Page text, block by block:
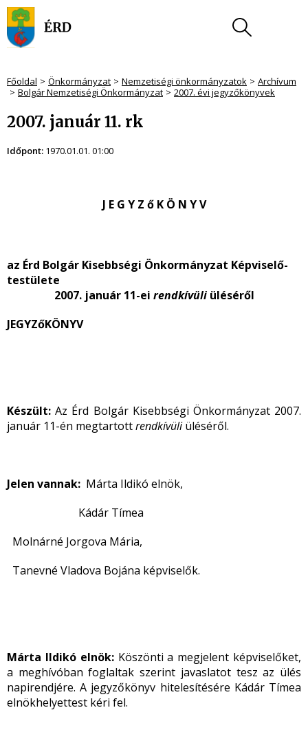
Főoldal Önkormányzat Nemzetiségi önkormányzatok
Archívum
Bolgár Nemzetiségi Önkormányzat
2007. évi jegyzőkönyvek
2007. január 11. rk
Időpont: 1970.01.01. 01:00
J E G Y Z ő K Ö N Y V
az Érd Bolgár Kisebbségi Önkormányzat Képviselő-
testülete
2007. január 11-ei rendkívüli üléséről
JEGYZőKÖNYV
Készült: Az Érd Bolgár Kisebbségi Önkormányzat 2007.
január 11-én megtartottrendkívüliüléséről.
Jelen vannak: Márta Ildikó elnök,
Kádár Tímea
Molnárné Jorgova Mária,
Tanevné Vladova Bojána képviselők.
Márta Ildikó elnök: Köszönti a megjelent képviselőket,
a meghívóban foglaltak szerint javaslatot tesz az ülés
napirendjére. A jegyzőkönyv hitelesítésére Kádár Tímea
elnökhelyettest kéri fel.